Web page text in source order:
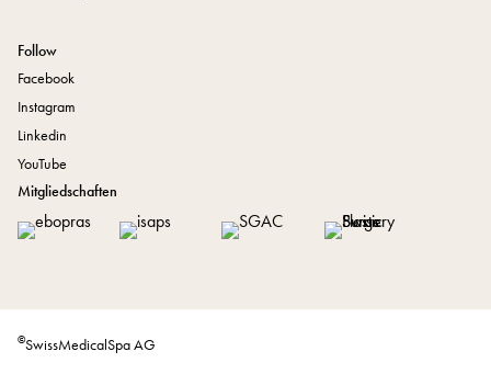
Follow
Facebook
Instagram
Linkedin
YouTube
Mitgliedschaften
©SwissMedicalSpa AG